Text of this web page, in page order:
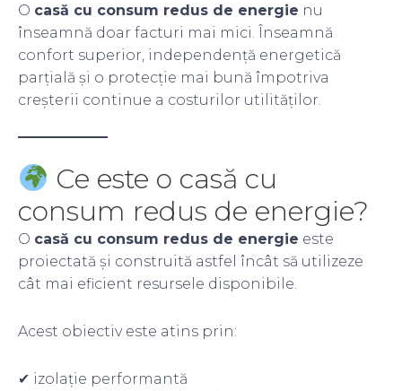
O casă cu consum redus de energie nu
înseamnă doar facturi mai mici. Înseamnă
confort superior, independență energetică
parțială și o protecție mai bună împotriva
creșterii continue a costurilor utilităților.
Ce este o casă cu
consum redus de energie?
O casă cu consum redus de energie este
proiectată și construită astfel încât să utilizeze
cât mai eficient resursele disponibile.
Acest obiectiv este atins prin:
✔ izolație performantă